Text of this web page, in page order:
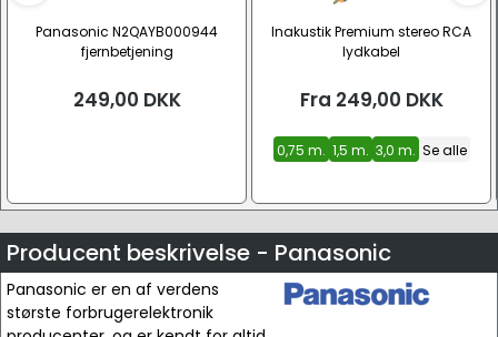
Panasonic N2QAYB000944
fjernbetjening
249,00 DKK
Inakustik Premium stereo RCA
lydkabel
Fra 249,00 DKK
0,75 m. 1,5 m. 3,0 m. Se alle
Producent beskrivelse - Panasonic
Panasonic er en af verdens
største forbrugerelektronik